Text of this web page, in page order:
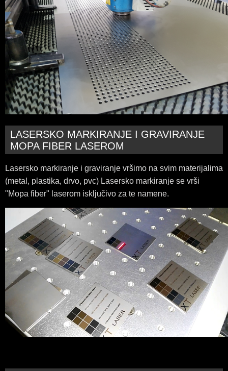
LASERSKO MARKIRANJE I GRAVIRANJE
MOPA FIBER LASEROM
Lasersko markiranje i graviranje vršimo na svim materijalima
(metal, plastika, drvo, pvc) Lasersko markiranje se vrši
"Mopa fiber" laserom isključivo za te namene.